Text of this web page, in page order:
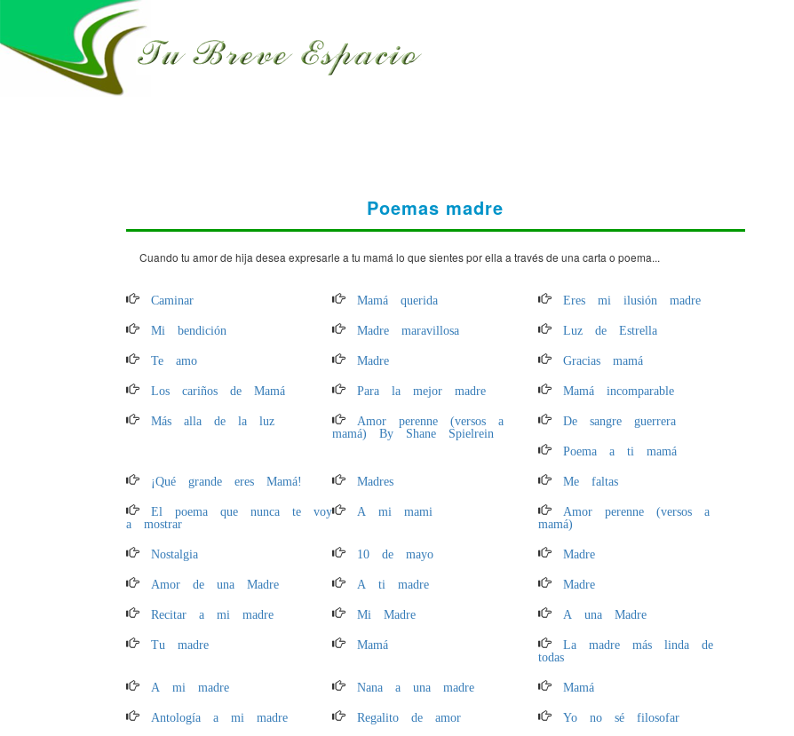
Poemas madre
Cuando tu amor de hija desea expresarle a tu mamá lo que sientes por ella a través de una carta o poema...
Caminar Mamá querida Eres mi ilusión madre
Mi bendición Madre maravillosa Luz de Estrella
Te amo Madre Gracias mamá
Los cariños de Mamá Para la mejor madre Mamá incomparable
Más alla de la luz
Amor perenne (versos a
mamá) By Shane Spielrein
De sangre guerrera
Poema a ti mamá
¡Qué grande eres Mamá! Madres Me faltas
El poema que nunca te voy
a mostrar
A mi mami
Amor perenne (versos a
mamá)
Nostalgia 10 de mayo Madre
Amor de una Madre A ti madre Madre
Recitar a mi madre Mi Madre A una Madre
Tu madre Mamá
La madre más linda de
todas
A mi madre Nana a una madre Mamá
Antología a mi madre Regalito de amor Yo no sé filosofar